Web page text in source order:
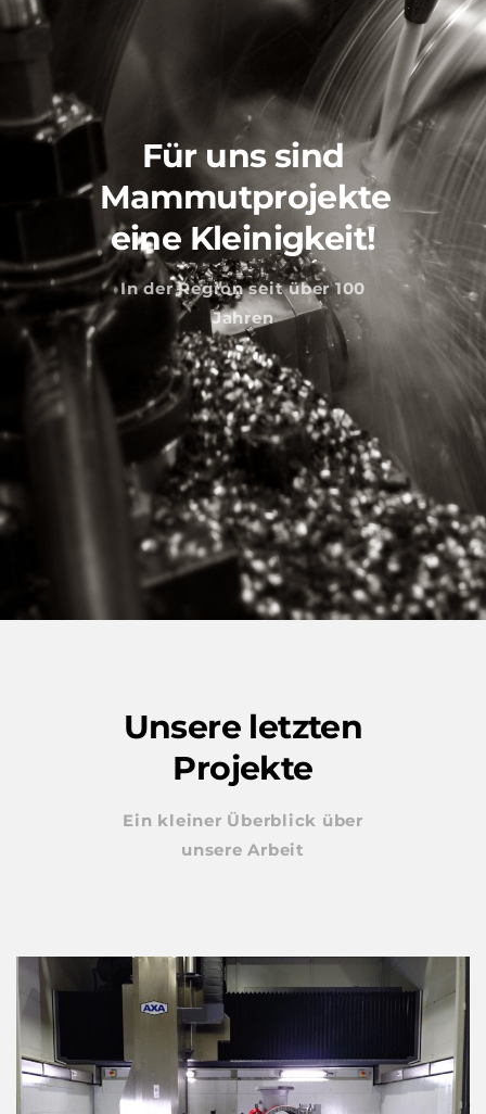
Für uns sind
Mammutprojekte
eine Kleinigkeit!
In der Region seit über 100
Jahren
Unsere letzten
Projekte
Ein kleiner Überblick über
unsere Arbeit